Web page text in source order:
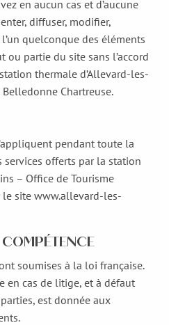
en aucun cas et d’aucune
diffuser, modifier,
quelconque des éléments
partie du site sans l’accord
thermale d’Allevard-les-
Chartreuse.
pendant toute la
offerts par la station
– Office de Tourisme
le site www.allevard-les-
soumises à la loi française.
en cas de litige, et à défaut
est donnée aux